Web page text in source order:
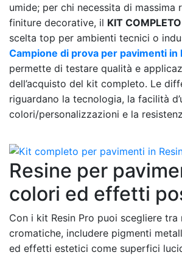
umide; per chi necessita di massima
finiture decorative, il KIT
scelta top per ambienti tecnici o
Campione di prova per pavimenti in
permette di testare qualità e
dell’acquisto del kit completo. Le
riguardano la tecnologia, la facilità
colori/personalizzazioni e la
Resine per
colori ed effetti
Con i kit Resin Pro puoi scegliere tra
cromatiche, includere pigmenti
ed effetti estetici come superfici